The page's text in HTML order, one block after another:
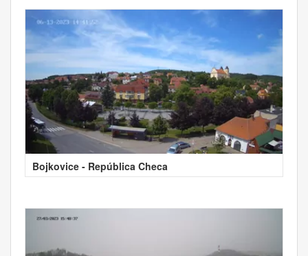
Bojkovice - República Checa